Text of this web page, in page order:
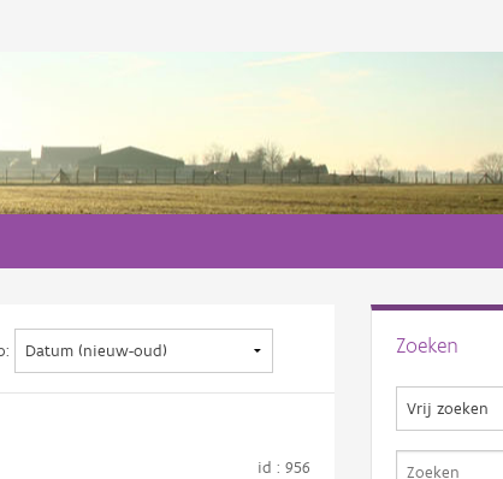
id : 956
Zoeken